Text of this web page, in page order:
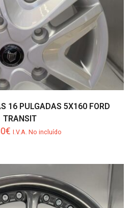
16 PULGADAS 5X160 FORD
TRANSIT
€ I.V.A. No incluído